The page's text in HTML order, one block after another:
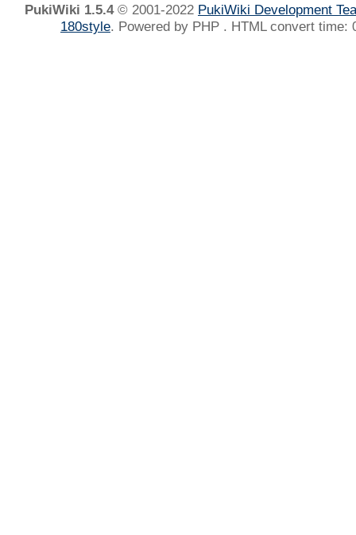
PukiWiki 1.5.4© 2001-2022 PukiWiki Development
180style. Powered by PHP . HTML convert time: